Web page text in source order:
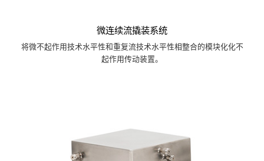
微连续流撬装系统
将微不起作用技术水平性和重复流技术水平性相整合的模块化化不
起作用传动装置。